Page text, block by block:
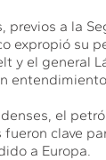
previos a la
expropió su
y el general
el
clave
a Europa.